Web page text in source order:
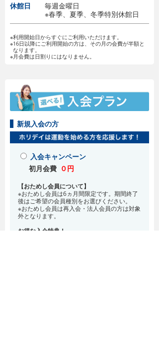
休館日
毎週金曜日
※春季、夏季、冬季特別休館日
※利用開始日からすぐにご利用いただけます。
※16日以降にご利用開始の方は、その月の会費が半額と
なります。
※月会費は日割りにはなりません。
新規入会の方
入会キャンペーン
初月会費 ０円
【おためし会員について】
※おためし会員は6ヵ月間限定です。期間終了
後はご希望の会員種別をお選びください。
※おためし会員は再入会・法人会員の方は対象
外となります。
お得な入会特典！